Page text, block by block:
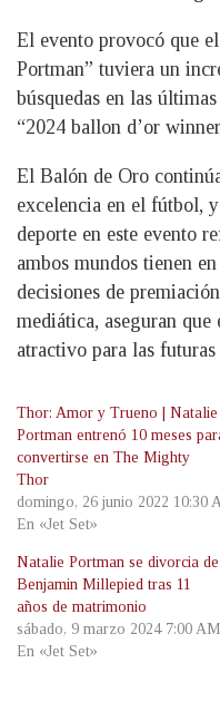
El evento provocó que
Portman” tuviera un
búsquedas en las
“2024 ballon d’or
El Balón de Oro
excelencia en el fútbol,
deporte en este evento
ambos mundos tienen
decisiones de
mediática, aseguran
atractivo para las futuras
Thor: Amor y Trueno | Natalie
Portman entrenó 10 meses
convertirse en The Mighty
Thor
domingo, 26 junio 2022 10:30
En «Jet Set»
Natalie Portman se divorcia de
Benjamin Millepied tras 11
años de matrimonio
sábado, 9 marzo 2024 7:00 AM
En «Jet Set»